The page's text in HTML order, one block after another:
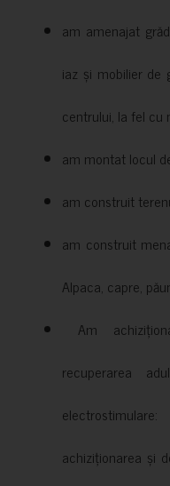
am amenajat
iaz și mobilier de
centrului, la fel cu
am montat locul
am construit
am construit
Alpaca, capre,
Am
recuperarea
achiziționarea și